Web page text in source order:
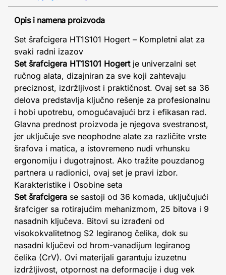
Opis i namena proizvoda
Set šrafcigera HT1S101 Hogert – Kompletni alat za
svaki radni izazov
Set šrafcigera HT1S101 Hogertje univerzalni set
ručnog alata, dizajniran za sve koji zahtevaju
preciznost, izdržljivost i praktičnost. Ovaj set sa 36
delova predstavlja ključno rešenje za profesionalnu
i hobi upotrebu, omogućavajući brz i efikasan rad.
Glavna prednost proizvoda je njegova svestranost,
jer uključuje sve neophodne alate za različite vrste
šrafova i matica, a istovremeno nudi vrhunsku
ergonomiju i dugotrajnost. Ako tražite pouzdanog
partnera u radionici, ovaj set je pravi izbor.
Karakteristike i Osobine seta
Set šrafcigera se sastoji od 36 komada, uključujući
šrafciger sa rotirajućim mehanizmom, 25 bitova i 9
nasadnih ključeva. Bitovi su izrađeni od
visokokvalitetnog S2 legiranog čelika, dok su
nasadni ključevi od hrom-vanadijum legiranog
čelika (CrV). Ovi materijali garantuju izuzetnu
izdržljivost, otpornost na deformacije i dug vek